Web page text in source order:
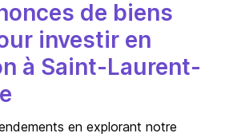
de biens
investir en
à Saint-Laurent-
en explorant notre